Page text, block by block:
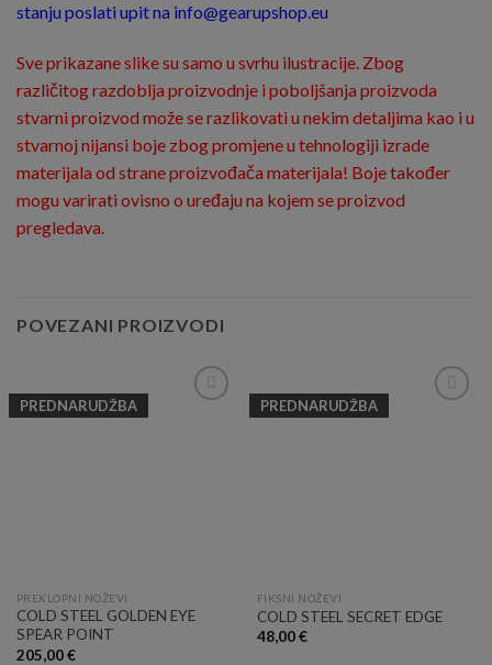
stanju poslati upit na info@gearupshop.eu
Sve prikazane slike su samo u svrhu ilustracije. Zbog
različitog razdoblja proizvodnje i poboljšanja proizvoda
stvarni proizvod može se razlikovati u nekim detaljima kao i u
stvarnoj nijansi boje zbog promjene u tehnologiji izrade
materijala od strane proizvođača materijala! Boje također
mogu varirati ovisno o uređaju na kojem se proizvod
pregledava.
POVEZANI PROIZVODI
PREDNARUDŽBA
PREKLOPNI NOŽEVI
COLD STEEL GOLDEN EYE
SPEAR POINT
205,00€
PREDNARUDŽBA
FIKSNI NOŽEVI
COLD STEEL SECRET EDGE
48,00€